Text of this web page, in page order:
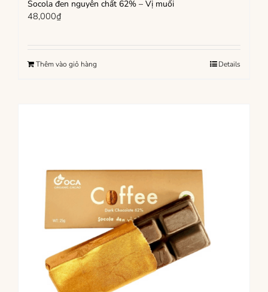
Socola đen nguyên chất 62% – Vị muối
48,000₫
Thêm vào giỏ hàng Details